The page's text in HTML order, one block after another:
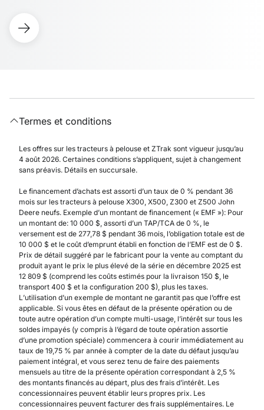
Termes et conditions
Les offres sur les tracteurs à pelouse et ZTrak sont vigueur jusqu’au
4 août 2026. Certaines conditions s’appliquent, sujet à changement
sans préavis. Détails en succursale.
Le financement d’achats est assorti d’un taux de 0 % pendant 36
mois sur les tracteurs à pelouse X300, X500, Z300 et Z500 John
Deere neufs. Exemple d’un montant de financement (« EMF »): Pour
un montant de: 10 000 $, assorti d’un TAP/TCA de 0 %, le
versement est de 277,78 $ pendant 36 mois, l’obligation totale est de
10 000 $ et le coût d’emprunt établi en fonction de l’EMF est de 0 $.
Prix de détail suggéré par le fabricant pour la vente au comptant du
produit ayant le prix le plus élevé de la série en décembre 2025 est
12 809 $ (comprend les coûts estimés pour la livraison 150 $, le
transport 400 $ et la configuration 200 $), plus les taxes.
L’utilisation d’un exemple de montant ne garantit pas que l’offre est
applicable. Si vous êtes en défaut de la présente opération ou de
toute autre opération d’un compte multi-usage, l’intérêt sur tous les
soldes impayés (y compris à l’égard de toute opération assortie
d’une promotion spéciale) commencera à courir immédiatement au
taux de 19,75 % par année à compter de la date du défaut jusqu’au
paiement intégral, et vous serez tenu de faire des paiements
mensuels au titre de la présente opération correspondant à 2,5 %
des montants financés au départ, plus des frais d’intérêt. Les
concessionnaires peuvent établir leurs propres prix. Les
concessionnaires peuvent facturer des frais supplémentaires. Le